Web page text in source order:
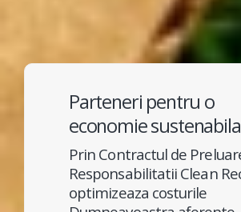
Parteneri pentru o
economie
Prin Contractul de
Responsabilitatii Clean
optimizeaza costurile